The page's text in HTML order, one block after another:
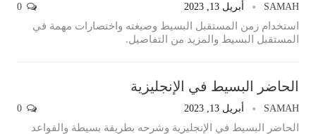
SAMAH أبريل 13, 2023
استخدام زمن المستقبل البسيط وصيغته واختصارات مهمة في
المستقبل البسيط والمزيد من التفاصيل.
الحاضر البسيط في الإنجليزية
SAMAH أبريل 13, 2023
الحاضر البسيط في الإنجليزية وشرحه بطريقة بسيطة والقواعد